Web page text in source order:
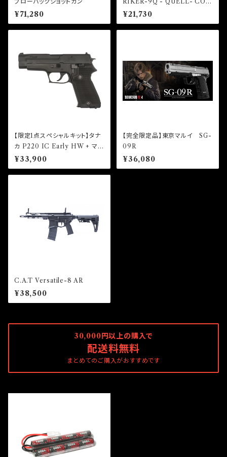
¥71,280
ブローバック
¥21,730
【限定1点スペシャルキット】タナ
カ P220 IC Early HW + マガ
ジン2本 キット
¥33,900
【完全限定品】東京マルイ SG-
09R
¥36,080
C.A.T Versatile-8 AR
¥38,500
30,000円以上の購入で
配送料無料
まとめてのご購入がおすすめです